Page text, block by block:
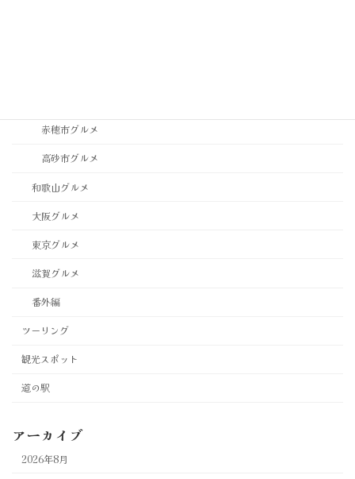
赤穂市グルメ
高砂市グルメ
和歌山グルメ
大阪グルメ
東京グルメ
滋賀グルメ
番外編
ツーリング
観光スポット
道の駅
アーカイブ
2026年8月